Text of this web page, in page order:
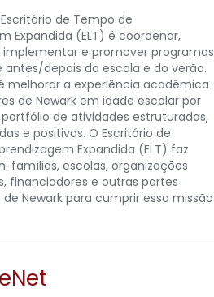
de Tempo de
Expandida (ELT) é coordenar,
implementar e promover programas
antes/depois da escola e do verão.
melhorar a experiência acadêmica
de Newark em idade escolar por
de atividades estruturadas,
e positivas. O Escritório de
Expandida (ELT) faz
famílias, escolas, organizações
financiadores e outras partes
Newark para cumprir essa missão